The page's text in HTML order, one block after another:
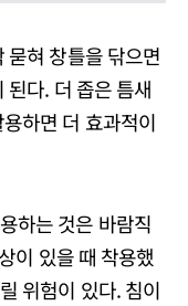
묻혀 창틀을 닦으면
다. 더 좁은 틈새
하면 더 효과적이
하는 것은 바람직
이 있을 때 착용했
위험이 있다. 침이